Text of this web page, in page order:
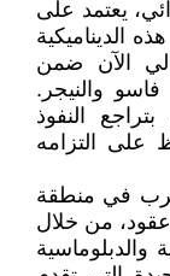
يعتمد على
الديناميكية
الآن ضمن
والنيجر.
النفوذ
على التزامه
في منطقة
عقود، من خلال
والدبلوماسية